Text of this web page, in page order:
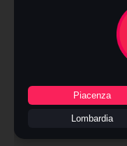
Piacenza
Lombardia